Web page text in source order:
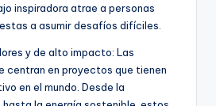
inspiradora atrae a personas
a asumir desafíos difíciles.
y de alto impacto: Las
centran en proyectos que tienen
en el mundo. Desde la